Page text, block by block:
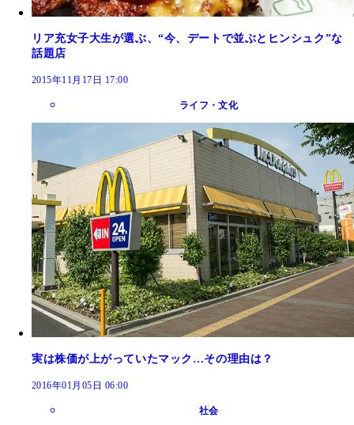
リア充女子大生が選ぶ、“今、デートで並ぶとヒンシュク”な
話題店
2015年11月17日 17:00
ライフ・文化
実は株価が上がっていたマック…その理由は？
2016年01月05日 06:00
社会